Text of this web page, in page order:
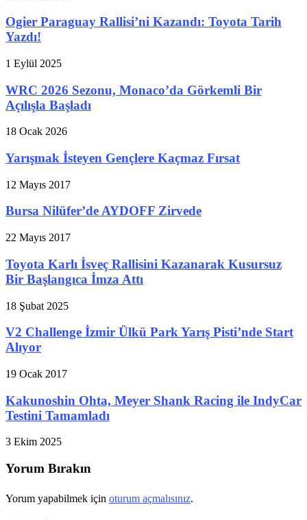
Ogier Paraguay Rallisi’ni Kazandı: Toyota Tarih
Yazdı!
1 Eylül 2025
WRC 2026 Sezonu, Monaco’da Görkemli Bir
Açılışla Başladı
18 Ocak 2026
Yarışmak İsteyen Gençlere Kaçmaz Fırsat
12 Mayıs 2017
Bursa Nilüfer’de AYDOFF Zirvede
22 Mayıs 2017
Toyota Karlı İsveç Rallisini Kazanarak Kusursuz
Bir Başlangıca İmza Attı
18 Şubat 2025
V2 Challenge İzmir Ülkü Park Yarış Pisti’nde Start
Alıyor
19 Ocak 2017
Kakunoshin Ohta, Meyer Shank Racing ile IndyCar
Testini Tamamladı
3 Ekim 2025
Yorum Bırakın
Yorum yapabilmek için oturum açmalısınız.